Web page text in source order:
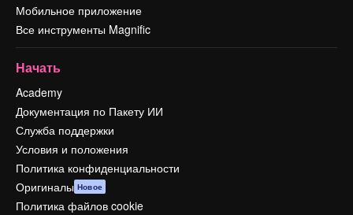
Мобильное приложение
Все инструменты Magnific
Начать
Academy
Документация по Пакету ИИ
Служба поддержки
Условия и положения
Политика конфиденциальности
Оригиналы Новое
Политика файлов cookie